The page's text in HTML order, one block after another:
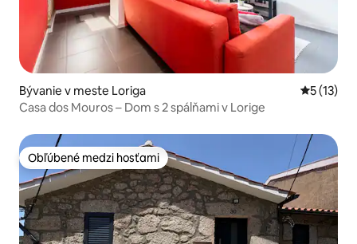
Bývanie v meste Loriga
5 (13)
Casa dos Mouros – Dom s 2 spálňami v Lorige
Obľúbené medzi hosťami
Obľúbené medzi hosťami